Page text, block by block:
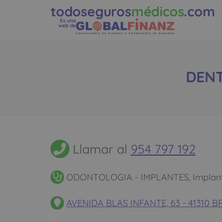
todosegurosmédicos.com
Es una
web de
Llamar al 954 797 192
ODONTOLOGIA - IMPLANTES,
AVENIDA BLAS INFANTE, 63 - 41310